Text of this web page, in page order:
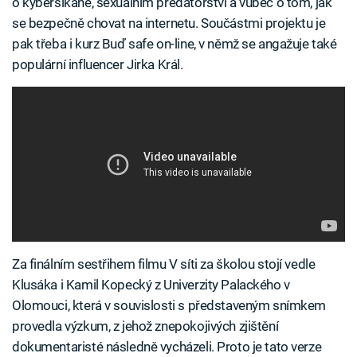
se bezpečně chovat na internetu. Součástmi projektu je
pak třeba i kurz Buď safe on-line, v němž se angažuje také
populární influencer Jirka Král.
Za finálním sestřihem filmu V síti za školou stojí vedle
Klusáka i Kamil Kopecký z Univerzity Palackého v
Olomouci, která v souvislosti s představeným snímkem
provedla výzkum, z jehož znepokojivých zjištění
dokumentaristé následně vycházeli. Proto je tato verze